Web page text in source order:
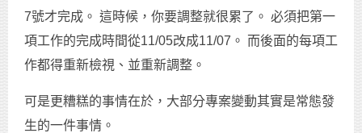
7號才完成。 這時候，你要調整就很累了。 必須把第一
項工作的完成時間從11/05改成11/07。 而後面的每項工
作都得重新檢視、並重新調整。
可是更糟糕的事情在於，大部分專案變動其實是常態發
生的一件事情。